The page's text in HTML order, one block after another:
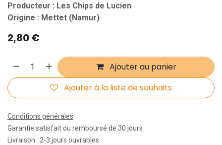
Producteur : Les Chips de Lucien
Origine : Mettet (Namur)
2,80€
Ajouter au panier
Ajouter à la liste de souhaits
Conditions générales
Garantie satisfait ou remboursé de 30 jours
Livraison : 2-3 jours ouvrables